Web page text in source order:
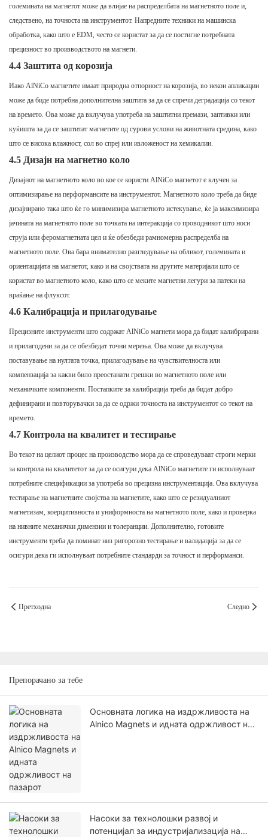
големината на магнетот може да влијае на распределбата на магнетното поле и,
следствено, на точноста на инструментот. Напредните техники на машинска
обработка, како што е EDM, често се користат за да се постигне потребната
прецизност во производството на магнети.
4.4 Заштита од корозија
Иако AlNiCo магнетите имаат природна отпорност на корозија, во некои апликации
може да биде потребна дополнителна заштита за да се спречи деградација со текот
на времето. Ова може да вклучува употреба на заштитни премази, заптивки или
куќишта за да се заштитат магнетите од сурови услови на животната средина, како
што се висока влажност, сол во спреј или изложеност на хемикалии.
4.5 Дизајн на магнетно коло
Дизајнот на магнетното коло во кое се користи AlNiCo магнетот е клучен за
оптимизирање на перформансите на инструментот. Магнетното коло треба да биде
дизајнирано така што ќе го минимизира магнетното истекување, ќе ја максимизира
јачината на магнетното поле во точката на интеракција со проводникот што носи
струја или феромагнетната цел и ќе обезбеди рамномерна распределба на
магнетното поле. Ова бара внимателно разгледување на обликот, големината и
ориентацијата на магнетот, како и на својствата на другите материјали што се
користат во магнетното коло, како што се меките магнетни легури за патеки на
враќање на флуксот.
4.6 Калибрација и прилагодување
Прецизните инструменти што содржат AlNiCo магнети мора да бидат калибрирани
и прилагодени за да се обезбедат точни мерења. Ова може да вклучува
поставување на нултата точка, прилагодување на чувствителноста или
компензација за какви било преостанати грешки во магнетното поле или
механичките компоненти. Постапките за калибрација треба да бидат добро
дефинирани и повторувачки за да се одржи точноста на инструментот со текот на
времето.
4.7 Контрола на квалитет и тестирање
Во текот на целиот процес на производство мора да се спроведуваат строги мерки
за контрола на квалитетот за да се осигури дека AlNiCo магнетите ги исполнуваат
потребните спецификации за употреба во прецизна инструментација. Ова вклучува
тестирање на магнетните својства на магнетите, како што се резидуалниот
магнетизам, коерцитивноста и униформноста на магнетното поле, како и проверка
на нивните механички димензии и толеранции. Дополнително, готовите
инструменти треба да поминат низ ригорозно тестирање и валидација за да се
осигури дека ги исполнуваат потребните стандарди за точност и перформанси.
Претходна Следно
Препорачано за тебе
Основната логика на издржливоста на
Alnico Magnets и идната одржливост на
Насоки за технолошки развој и
потенцијал за индустријализација на